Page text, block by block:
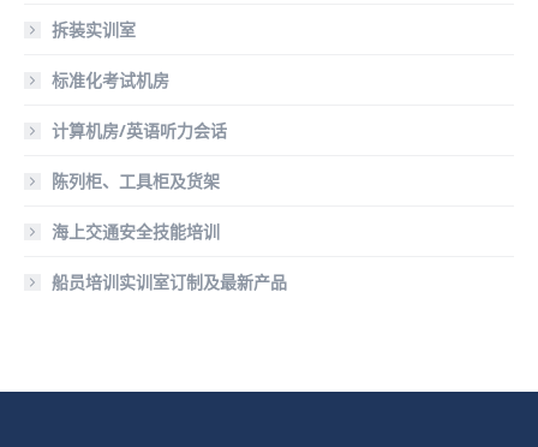
拆装实训室
标准化考试机房
计算机房/英语听力会话
陈列柜、工具柜及货架
海上交通安全技能培训
船员培训实训室订制及最新产品